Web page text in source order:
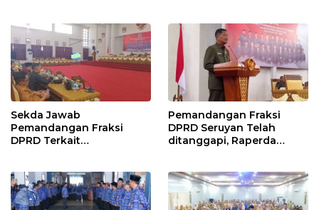
Sekda Jawab
Pemandangan Fraksi
DPRD Terkait
2024
Pemandangan Fraksi
DPRD Seruyan Telah
ditanggapi, Raperda